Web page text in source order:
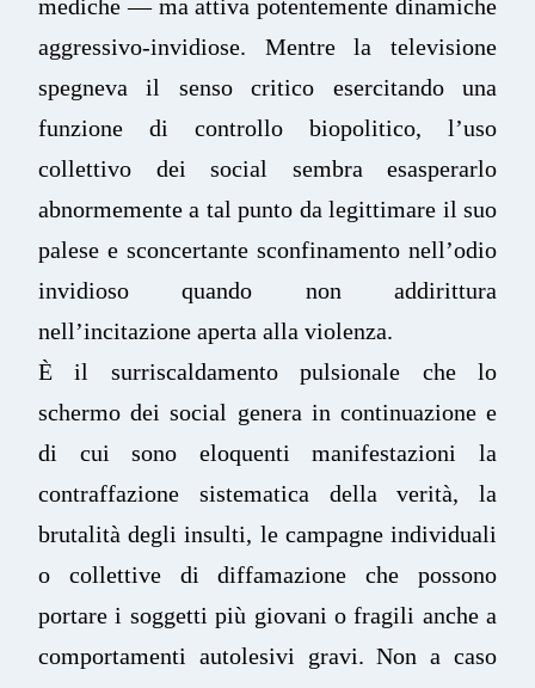
mediche — ma attiva potentemente dinamiche
aggressivo-invidiose. Mentre la televisione
spegneva il senso critico esercitando una
funzione di controllo biopolitico, l’uso
collettivo dei social sembra esasperarlo
abnormemente a tal punto da legittimare il suo
palese e sconcertante sconfinamento nell’odio
invidioso quando non addirittura
nell’incitazione aperta alla violenza.
È il surriscaldamento pulsionale che lo
schermo dei social genera in continuazione e
di cui sono eloquenti manifestazioni la
contraffazione sistematica della verità, la
brutalità degli insulti, le campagne individuali
o collettive di diffamazione che possono
portare i soggetti più giovani o fragili anche a
comportamenti autolesivi gravi. Non a caso